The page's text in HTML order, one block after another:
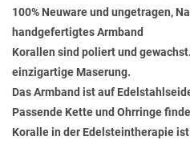
100% Neuware und ungetragen,
handgefertigtes Armband
Korallen sind poliert und
einzigartige Maserung.
Das Armband ist auf
Passende Kette und Ohrringe
Koralle in der Edelsteintherapie